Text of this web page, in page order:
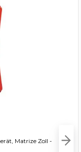
Matrize Zoll -